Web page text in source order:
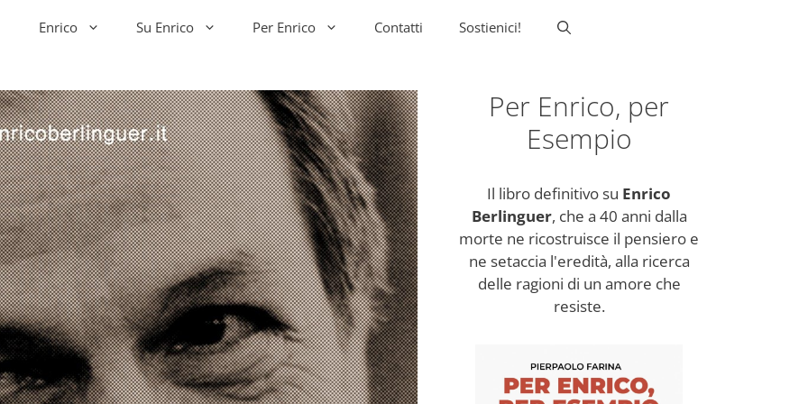
Enrico Su Enrico Per Enrico Contatti Sostienici!
Per Enrico, per
Esempio
Il libro definitivo su Enrico
Berlinguer, che a 40 anni dalla
morte ne ricostruisce il pensiero e
ne setaccia l'eredità, alla ricerca
delle ragioni di un amore che
resiste.